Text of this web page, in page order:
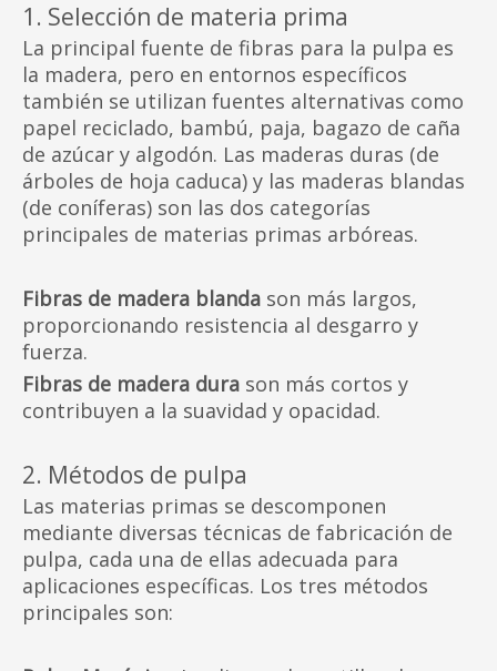
1. Selección de materia prima
La principal fuente de fibras para la pulpa es
la madera, pero en entornos específicos
también se utilizan fuentes alternativas como
papel reciclado, bambú, paja, bagazo de caña
de azúcar y algodón. Las maderas duras (de
árboles de hoja caduca) y las maderas blandas
(de coníferas) son las dos categorías
principales de materias primas arbóreas.
Fibras de madera blanda son más largos,
proporcionando resistencia al desgarro y
fuerza.
Fibras de madera dura son más cortos y
contribuyen a la suavidad y opacidad.
2. Métodos de pulpa
Las materias primas se descomponen
mediante diversas técnicas de fabricación de
pulpa, cada una de ellas adecuada para
aplicaciones específicas. Los tres métodos
principales son: